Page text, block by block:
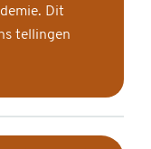
Dit
tellingen